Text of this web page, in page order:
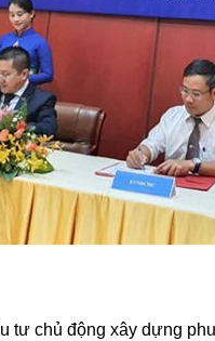
tư chủ động xây dựng